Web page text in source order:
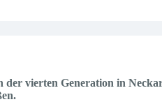
vierten Generation in